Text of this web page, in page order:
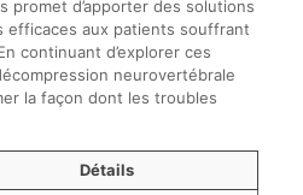
promet d’apporter des solutions
efficaces aux patients souffrant
continuant d’explorer ces
neurovertébrale
la façon dont les troubles
Détails